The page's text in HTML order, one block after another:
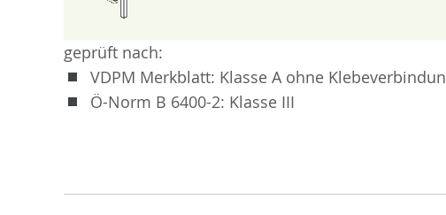
geprüft nach:
VDPM Merkblatt: Klasse A ohne
Ö-Norm B 6400-2: Klasse III